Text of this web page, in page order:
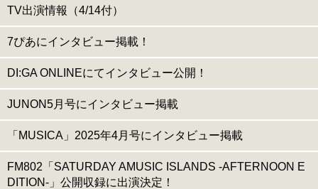
TV出演情報（4/14付）
7ぴあにインタビュー掲載！
DI:GA ONLINEにてインタビュー公開！
JUNON5月号にインタビュー掲載
「MUSICA」2025年4月号にインタビュー掲載
FM802「SATURDAY AMUSIC ISLANDS -AFTERNOON E
DITION-」公開収録に出演決定！